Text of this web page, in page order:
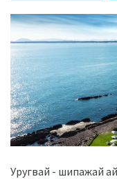
Уругвай - шипажай